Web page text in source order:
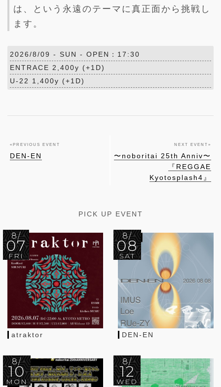
は、という永遠のテーマに真正面から挑戦し
ます。
2026/8/09 - SUN - OPEN：17:30
ENTRACE 2,400y (+1D)
U-22 1,400y (+1D)
« PREVIOUS EVENT
DEN-EN
NEXT EVENT »
〜noboritai 25th Anniv〜
『REGGAE
Kyotosplash4』
PICK UP EVENT
8/
07
FRI
atraktor
8/
08
SAT
DEN-EN
8/
10
MON
8/
12
WED